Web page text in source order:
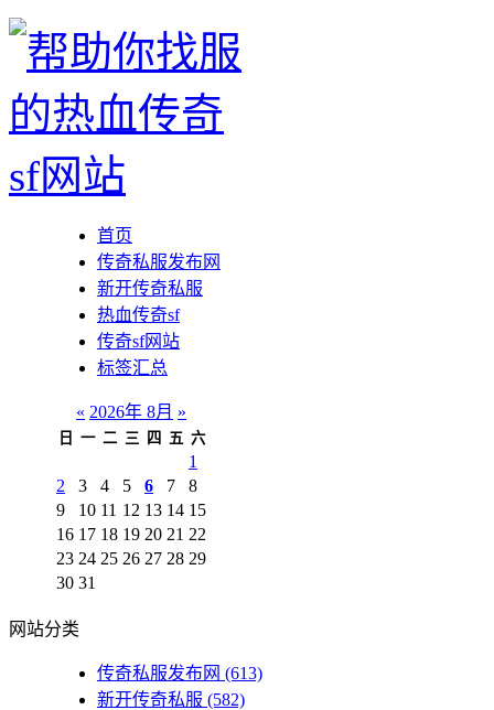
首页
传奇私服发布网
新开传奇私服
热血传奇sf
传奇sf网站
标签汇总
« 2026年 8月 »
日 一 二 三 四 五 六
1
2
3 4 5 6 7
8
9
10 11 12 13 14 15
16 17 18 19 20 21 22
23 24 25 26 27 28 29
30 31
网站分类
传奇私服发布网 (613)
新开传奇私服 (582)